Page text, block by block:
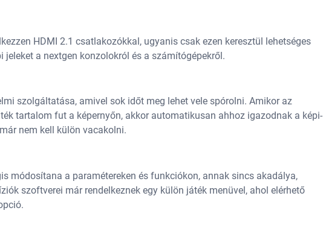
HDMI 2.1 csatlakozókkal, ugyanis csak ezen keresztül lehetséges
a nextgen konzolokról és a számítógépekről.
szolgáltatása, amivel sok időt meg lehet vele spórolni. Amikor az
tartalom fut a képernyőn, akkor automatikusan ahhoz igazodnak a képi-
nem kell külön vacakolni.
módosítana a paramétereken és funkciókon, annak sincs akadálya,
szoftverei már rendelkeznek egy külön játék menüvel, ahol elérhető